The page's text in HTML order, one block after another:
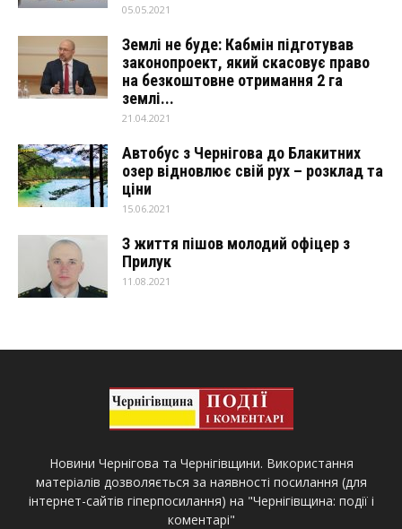
05.05.2021
Землі не буде: Кабмін підготував
законопроект, який скасовує право
на безкоштовне отримання 2 га
землі...
21.04.2021
Автобус з Чернігова до Блакитних
озер відновлює свій рух – розклад та
ціни
15.06.2021
З життя пішов молодий офіцер з
Прилук
11.08.2021
Новини Чернігова та Чернігівщини. Використання
матеріалів дозволяється за наявності посилання (для
інтернет-сайтів гіперпосилання) на "Чернігівщина: події і
коментарі"